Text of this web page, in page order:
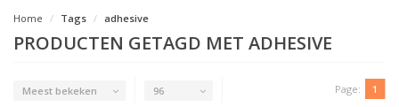
Home Tags adhesive
PRODUCTEN GETAGD MET ADHESIVE
Meest bekeken 96 Page: 1